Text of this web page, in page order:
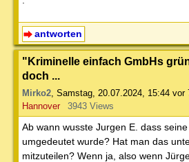
antworten
"Kriminelle einfach GmbHs
doch ...
Mirko2 Samstag, 20.07.2024, 15:44 vor
Hannover
3943 Views
Ab wann wusste Jurgen E. dass
umgedeutet wurde? Hat man das
mitzuteilen? Wenn ja, also wenn